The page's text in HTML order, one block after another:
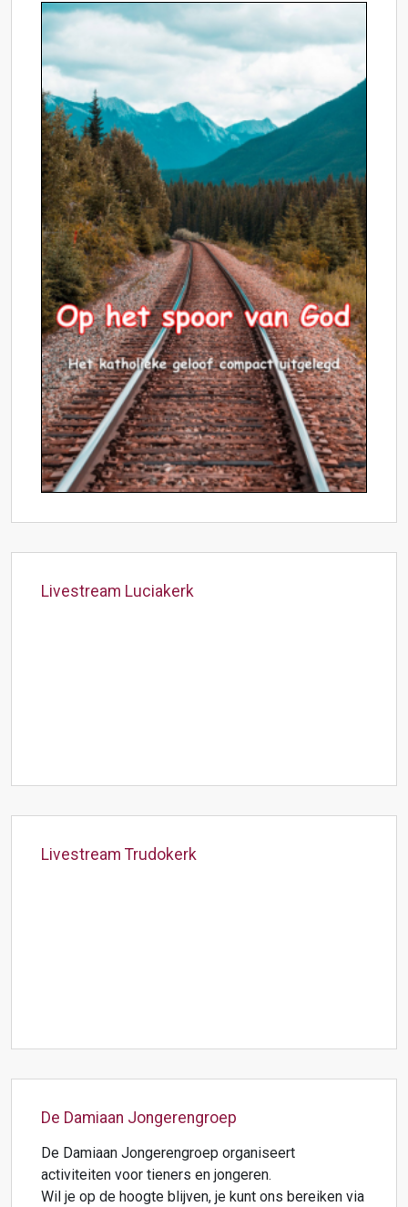
Livestream Luciakerk
Livestream Trudokerk
De Damiaan Jongerengroep
De Damiaan Jongerengroep organiseert
activiteiten voor tieners en jongeren.
Wil je op de hoogte blijven, je kunt ons bereiken via